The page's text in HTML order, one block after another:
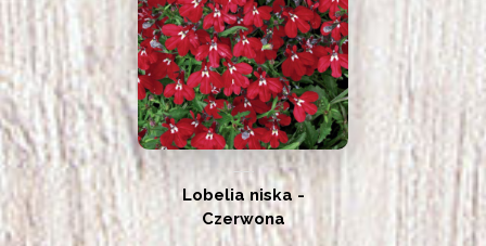
Lobelia niska -
Czerwona